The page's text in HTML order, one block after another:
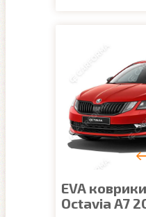
EVA
Octavia A7